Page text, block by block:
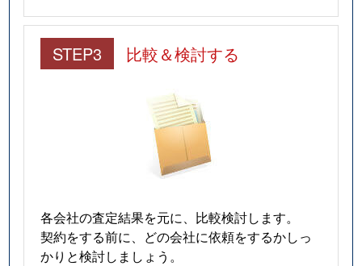
STEP3 比較＆検討する
各会社の査定結果を元に、比較検討します。
契約をする前に、どの会社に依頼をするかしっ
かりと検討しましょう。